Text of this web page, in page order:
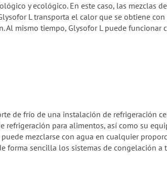
y ecológico. En este caso, las mezclas
L transporta el calor que se obtiene
mismo tiempo, Glysofor L puede
de frío de una instalación de refrigeración
para alimentos, así como su
mezclarse con agua en cualquier
sencilla los sistemas de congelación a